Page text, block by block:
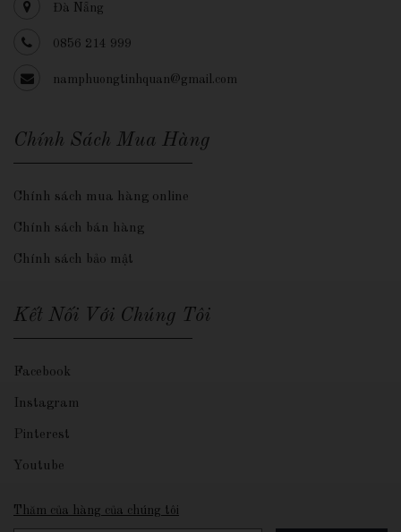
Đà Nẵng
0856 214 999
namphuongtinhquan@gmail.com
Chính Sách Mua Hàng
Chính sách mua hàng online
Chính sách bán hàng
Chính sách bảo mật
Kết Nối Với Chúng Tôi
Facebook
Instagram
Pinterest
Youtube
Thăm của hàng của chúng tôi